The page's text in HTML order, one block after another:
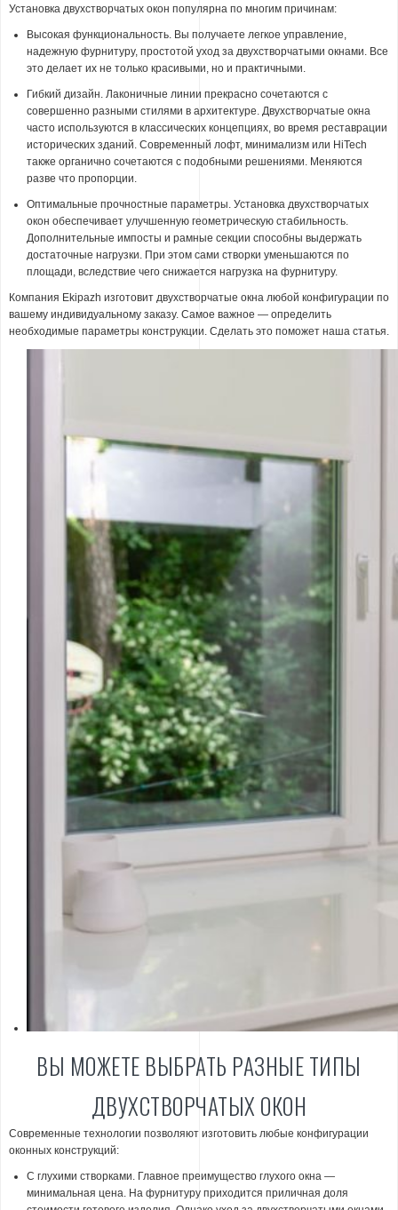
Установка двухстворчатых окон популярна по многим причинам:
Высокая функциональность. Вы получаете легкое управление,
надежную фурнитуру, простотой уход за двухстворчатыми окнами. Все
это делает их не только красивыми, но и практичными.
Гибкий дизайн. Лаконичные линии прекрасно сочетаются с
совершенно разными стилями в архитектуре. Двухстворчатые окна
часто используются в классических концепциях, во время реставрации
исторических зданий. Современный лофт, минимализм или HiTech
также органично сочетаются с подобными решениями. Меняются
разве что пропорции.
Оптимальные прочностные параметры. Установка двухстворчатых
окон обеспечивает улучшенную геометрическую стабильность.
Дополнительные импосты и рамные секции способны выдержать
достаточные нагрузки. При этом сами створки уменьшаются по
площади, вследствие чего снижается нагрузка на фурнитуру.
Компания Ekipazh изготовит двухстворчатые окна любой конфигурации по
вашему индивидуальному заказу. Самое важное — определить
необходимые параметры конструкции. Сделать это поможет наша статья.
ВЫ МОЖЕТЕ ВЫБРАТЬ РАЗНЫЕ ТИПЫ
ДВУХСТВОРЧАТЫХ ОКОН
Современные технологии позволяют изготовить любые конфигурации
оконных конструкций:
С глухими створками. Главное преимущество глухого окна —
минимальная цена. На фурнитуру приходится приличная доля